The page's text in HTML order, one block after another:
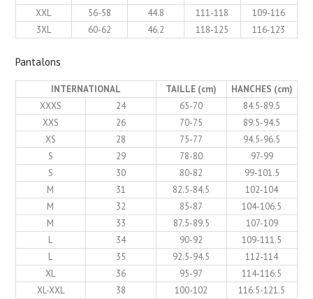
XXL
56-58 44.8 111-118
109-116
3XL
60-62 46.2 118-125 116-123
Pantalons
INTERNATIONAL TAILLE (cm)
HANCHES (cm)
XXXS
24 65-70
84.5-89.5
XXS
26 70-75
89.5-94.5
XS
28 75-77
94.5-96.5
S
29 78-80
97-99
S
30 80-82
99-101.5
M
31 82.5-84.5
102-104
M
32 85-87
104-106.5
M
33 87.5-89.5
107-109
L
34 90-92
109-111.5
L
35 92.5-94.5
112-114
XL
36 95-97
114-116.5
XL-XXL
38 100-102
116.5-121.5